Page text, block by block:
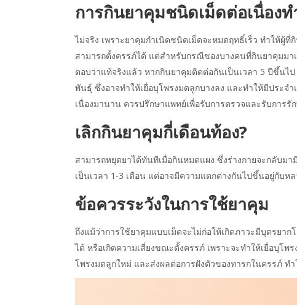
การกินยาคุมชนิดเม็ดต่อเนื่อง
ไม่จริง เพราะยาคุมกำเนิดชนิดเม็ดจะหมดฤทธิ์เร็ว ทำให้ผู้
สามารถตั้งครรภ์ได้ แต่สำหรับกรณีของบางคนที่กินยาคุมมา
ตอบว่าแท้จริงแล้ว หากกินยาคุมติดต่อกันเป็นเวลา 5 ปีขึ้นไ
พันธุ์ ซึ่งอาจทำให้เยื่อบุโพรงมดลูกบางลง และทำให้มีประ
เนื่องมานาน ควรปรึกษาแพทย์เพื่อรับการตรวจและรับการรั
เลิกกินยาคุมกี่เดือนท้อง?
สามารถหยุดยาได้ทันทีเมื่อกินหมดแผง ซึ่งร่างกายจะกลับม
เป็นเวลา 1-3 เดือน แต่อาจมีความแตกต่างกันไปขึ้นอยู่กับห
ข้อควรระวังในการใช้ยาคุม
ถึงแม้ว่าการใช้ยาคุมแบบเม็ดจะไม่ก่อให้เกิดภาวะมีบุตรยา
ได้ หรือเกิดความเสี่ยงขณะตั้งครรภ์ เพราะจะทำให้เยื่อบุโพ
โพรงมดลูกใหม่ และส่งผลต่อการฝังตัวของทารกในครรภ์ ท